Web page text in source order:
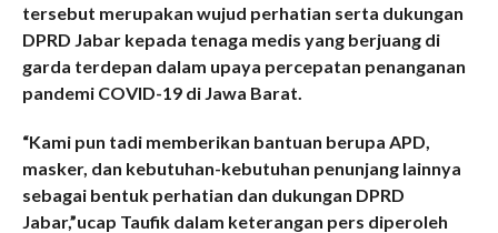
tersebut merupakan wujud perhatian serta dukungan
DPRD Jabar kepada tenaga medis yang berjuang di
garda terdepan dalam upaya percepatan penanganan
pandemi COVID-19 di Jawa Barat.
“Kami pun tadi memberikan bantuan berupa APD,
masker, dan kebutuhan-kebutuhan penunjang lainnya
sebagai bentuk perhatian dan dukungan DPRD
Jabar,”ucap Taufik dalam keterangan pers diperoleh